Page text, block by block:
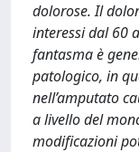
dolorose. Il
interessi dal 60
fantasma è
patologico, in
nell’amputato
a livello del
modificazioni